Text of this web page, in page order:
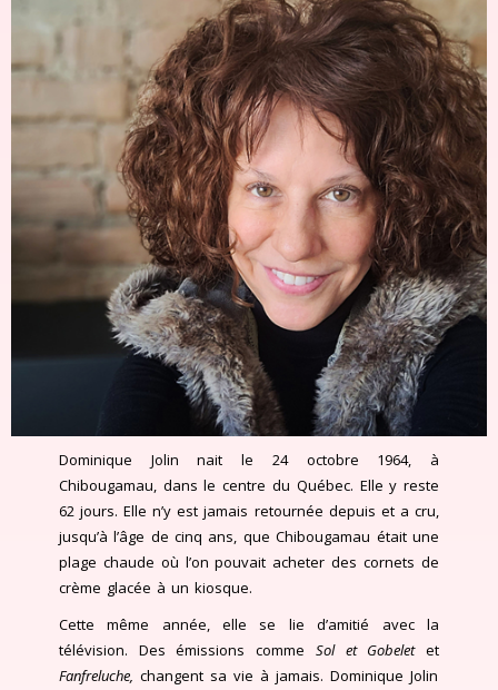
Dominique Jolin nait le 24 octobre 1964, à
Chibougamau, dans le centre du Québec. Elle y reste
62 jours. Elle n’y est jamais retournée depuis et a cru,
jusqu’à l’âge de cinq ans, que Chibougamau était une
plage chaude où l’on pouvait acheter des cornets de
crème glacée à un kiosque.
Cette même année, elle se lie d’amitié avec la
télévision. Des émissions comme Sol et Gobeletet
Fanfreluche, changent sa vie à jamais. Dominique Jolin